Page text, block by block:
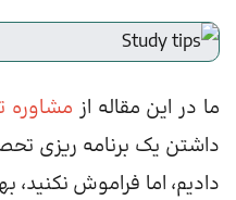
ما در این مقاله از مشاوره
داشتن یک برنامه ریزی
دادیم، اما فراموش نکنید،